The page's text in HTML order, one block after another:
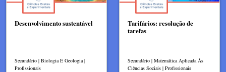
Desenvolvimento sustentável
Secundário | Biologia E Geologia |
Profissionais
Tarifários: resolução de
tarefas
Secundário | Matemática Aplicada Às
Ciências Sociais | Profissionais